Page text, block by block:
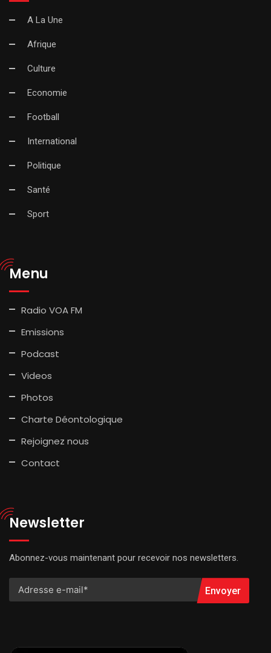
A La Une
Afrique
Culture
Economie
Football
International
Politique
Santé
Sport
Menu
Radio VOA FM
Emissions
Podcast
Videos
Photos
Charte Déontologique
Rejoignez nous
Contact
Newsletter
Abonnez-vous maintenant pour recevoir nos newsletters.
Envoyer